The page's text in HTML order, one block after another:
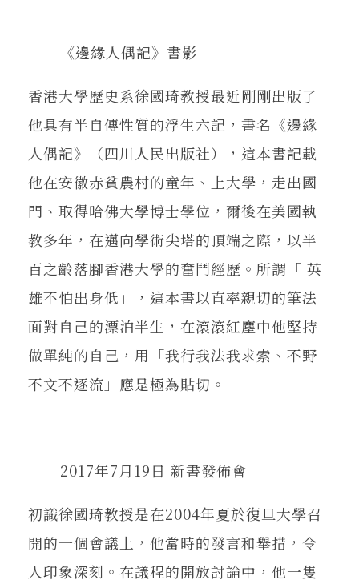
書評書介
東華風景
《邊緣人偶記》書影
香港大學歷史系徐國琦教授最近剛剛出版了
他具有半自傳性質的浮生六記，書名《邊緣
人偶記》（四川人民出版社），這本書記載
他在安徽赤貧農村的童年、上大學，走出國
門、取得哈佛大學博士學位，爾後在美國執
教多年，在邁向學術尖塔的頂端之際，以半
百之齡落腳香港大學的奮鬥經歷。所謂「 英
雄不怕出身低」，這本書以直率親切的筆法
面對自己的漂泊半生，在滾滾紅塵中他堅持
做單純的自己，用「我行我法我求索、不野
不文不逐流」應是極為貼切。
2017年7月19日 新書發佈會
初識徐國琦教授是在2004年夏於復旦大學召
開的一個會議上，他當時的發言和舉措，令
人印象深刻。在議程的開放討論中，他一隻